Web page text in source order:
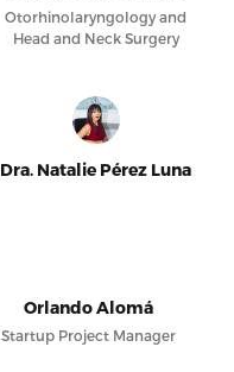
Otorhinolaryngology and
Head and Neck Surgery
Dra. Natalie Pérez Luna
Orlando Alomá
Startup Project Manager